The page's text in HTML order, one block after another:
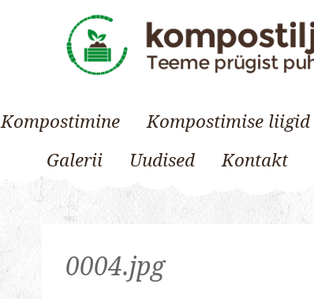
Kompostimine Kompostimise liigid
Galerii
Uudised Kontakt
0004.jpg